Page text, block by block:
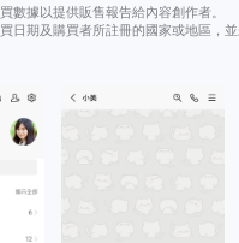
數據以提供販售報告給內容創作者。
日期及購買者所註冊的國家或地區，